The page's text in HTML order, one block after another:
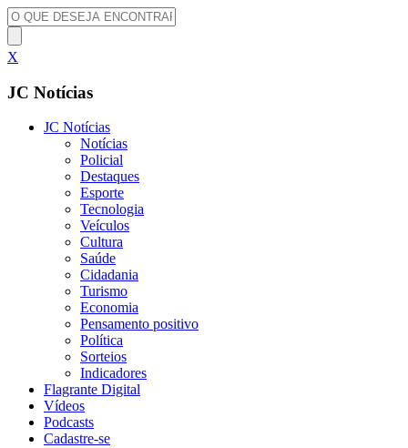
X
JC Notícias
JC Notícias
Notícias
Policial
Destaques
Esporte
Tecnologia
Veículos
Cultura
Saúde
Cidadania
Turismo
Economia
Pensamento positivo
Política
Sorteios
Indicadores
Flagrante Digital
Vídeos
Podcasts
Cadastre-se